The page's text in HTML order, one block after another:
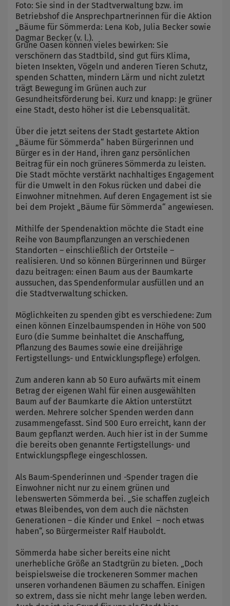
Foto: Sie sind in der Stadtverwaltung bzw. im
Betriebshof die Ansprechpartnerinnen für die Aktion
„Bäume für Sömmerda: Lena Kob, Julia Becker sowie
Dagmar Becker (v. l.).
Grüne Oasen können vieles bewirken: Sie
verschönern das Stadtbild, sind gut fürs Klima,
bieten Insekten, Vögeln und anderen Tieren Schutz,
spenden Schatten, mindern Lärm und nicht zuletzt
trägt Bewegung im Grünen auch zur
Gesundheitsförderung bei. Kurz und knapp: Je grüner
eine Stadt, desto höher ist die Lebensqualität.
Über die jetzt seitens der Stadt gestartete Aktion
„Bäume für Sömmerda“ haben Bürgerinnen und
Bürger es in der Hand, ihren ganz persönlichen
Beitrag für ein noch grüneres Sömmerda zu leisten.
Die Stadt möchte verstärkt nachhaltiges Engagement
für die Umwelt in den Fokus rücken und dabei die
Einwohner mitnehmen. Auf deren Engagement ist sie
bei dem Projekt „Bäume für Sömmerda“ angewiesen.
Mithilfe der Spendenaktion möchte die Stadt eine
Reihe von Baumpflanzungen an verschiedenen
Standorten – einschließlich der Ortsteile –
realisieren. Und so können Bürgerinnen und Bürger
dazu beitragen: einen Baum aus der Baumkarte
aussuchen, das Spendenformular ausfüllen und an
die Stadtverwaltung schicken.
Möglichkeiten zu spenden gibt es verschiedene: Zum
einen können Einzelbaumspenden in Höhe von 500
Euro (die Summe beinhaltet die Anschaffung,
Pflanzung des Baumes sowie eine dreijährige
Fertigstellungs- und Entwicklungspflege) erfolgen.
Zum anderen kann ab 50 Euro aufwärts mit einem
Betrag der eigenen Wahl für einen ausgewählten
Baum auf der Baumkarte die Aktion unterstützt
werden. Mehrere solcher Spenden werden dann
zusammengefasst. Sind 500 Euro erreicht, kann der
Baum gepflanzt werden. Auch hier ist in der Summe
die bereits oben genannte Fertigstellungs- und
Entwicklungspflege eingeschlossen.
Als Baum-Spenderinnen und -Spender tragen die
Einwohner nicht nur zu einem grünen und
lebenswerten Sömmerda bei. „Sie schaffen zugleich
etwas Bleibendes, von dem auch die nächsten
Generationen – die Kinder und Enkel – noch etwas
haben“, so Bürgermeister Ralf Hauboldt.
Sömmerda habe sicher bereits eine nicht
unerhebliche Größe an Stadtgrün zu bieten. „Doch
beispielsweise die trockeneren Sommer machen
unseren vorhandenen Bäumen zu schaffen. Einigen
so extrem, dass sie nicht mehr lange leben werden.